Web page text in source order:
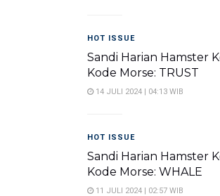
HOT ISSUE
Sandi Harian Hamster
Kode Morse: TRUST
14 JULI 2024 | 04:13 WIB
HOT ISSUE
Sandi Harian Hamster
Kode Morse: WHALE
11 JULI 2024 | 02:57 WIB